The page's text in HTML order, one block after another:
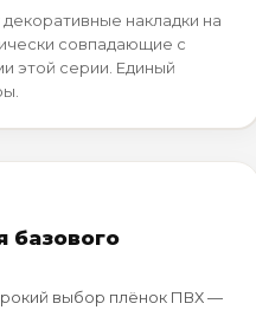
накладки на
совпадающие с
этой серии. Единый
базового
выбор плёнок ПВХ —